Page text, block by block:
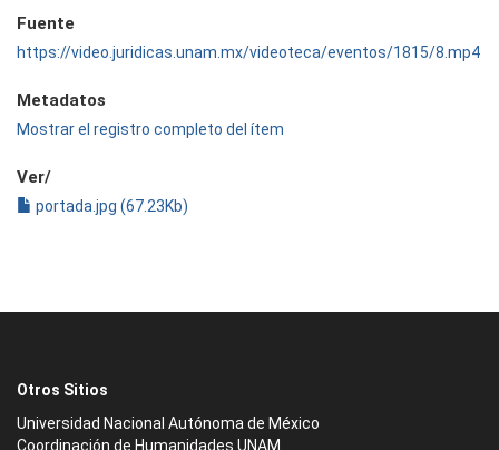
Fuente
https://video.juridicas.unam.mx/videoteca/eventos/1815/8.mp4
Metadatos
Mostrar el registro completo del ítem
Ver/
portada.jpg (67.23Kb)
Otros Sitios
Universidad Nacional Autónoma de México
Coordinación de Humanidades UNAM